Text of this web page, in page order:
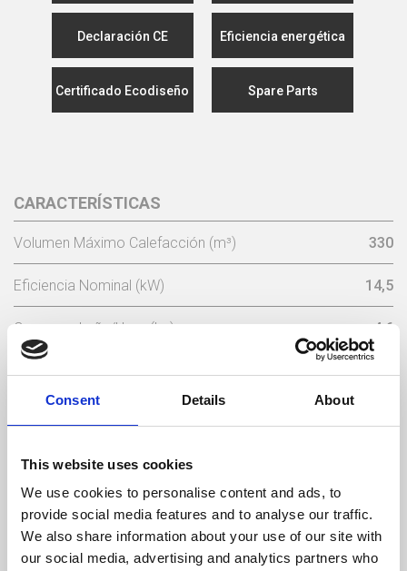
Consent Details About
This website uses cookies
We use cookies to personalise content and ads, to
provide social media features and to analyse our traffic.
We also share information about your use of our site with
our social media, advertising and analytics partners who
Declaración CE Eficiencia energética
Certificado Ecodiseño Spare Parts
CARACTERÍSTICAS
Volumen Máximo Calefacción (m³) 330
Eficiencia Nominal (kW) 14,5
Consumo Leña/Hora (kg) 4,6
Diámetro da chaminé (mm)
Nivel Máximo Ruido (Db)
Rendimiento Consumo
Volumen
calentado